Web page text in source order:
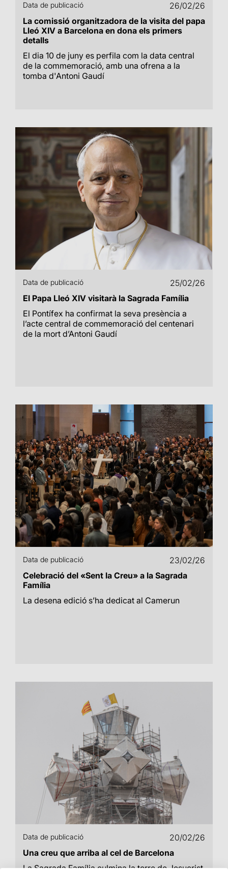
Data de publicació
26/02/26
La comissió organitzadora de la visita del papa
Lleó XIV a Barcelona en dona els primers
detalls
El dia 10 de juny es perfila com la data central
de la commemoració, amb una ofrena a la
tomba d'Antoni Gaudí
Data de publicació
25/02/26
El Papa Lleó XIV visitarà la Sagrada Família
El Pontífex ha confirmat la seva presència a
l’acte central de commemoració del centenari
de la mort d’Antoni Gaudí
Data de publicació
23/02/26
Celebració del «Sent la Creu» a la Sagrada
Família
La desena edició s’ha dedicat al Camerun
Data de publicació
20/02/26
Una creu que arriba al cel de Barcelona
La Sagrada Família culmina la torre de Jesucrist